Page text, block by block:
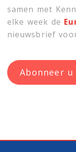
samen met
elke week de
nieuwsbrief
Abonneer